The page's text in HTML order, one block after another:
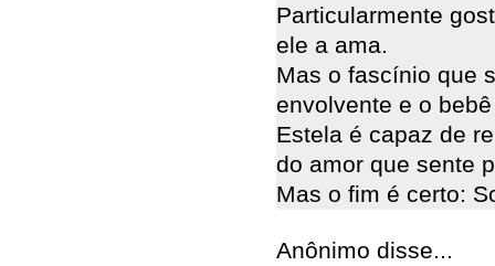
Particularmente
ele a ama.
Mas o fascínio que
envolvente e o
Estela é capaz de
do amor que sente
Mas o fim é certo:
Anônimo disse...